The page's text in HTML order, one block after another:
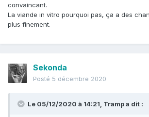
convaincant.
La viande in vitro pourquoi pas, ça a des
plus finement.
Sekonda
Posté 5 décembre 2020
Le 05/12/2020 à 14:21, Trampa dit :